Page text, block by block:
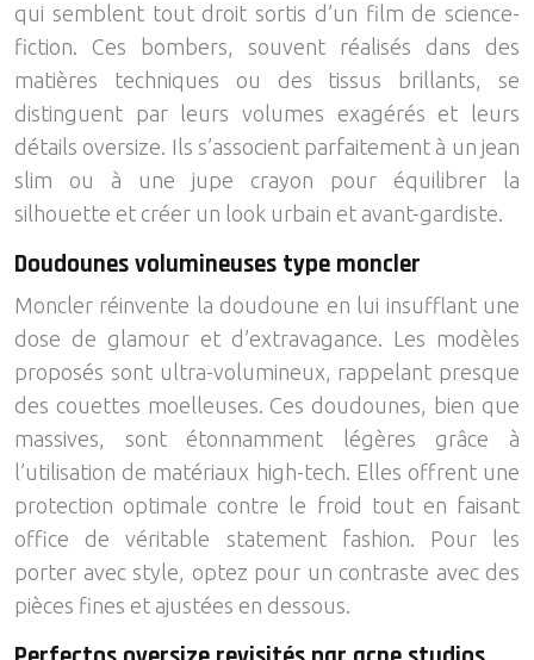
qui semblent tout droit sortis d’un film de science-
fiction. Ces bombers, souvent réalisés dans des
matières techniques ou des tissus brillants, se
distinguent par leurs volumes exagérés et leurs
détails oversize. Ils s’associent parfaitement à un jean
slim ou à une jupe crayon pour équilibrer la
silhouette et créer un look urbain et avant-gardiste.
Doudounes volumineuses type moncler
Moncler réinvente la doudoune en lui insufflant une
dose de glamour et d’extravagance. Les modèles
proposés sont ultra-volumineux, rappelant presque
des couettes moelleuses. Ces doudounes, bien que
massives, sont étonnamment légères grâce à
l’utilisation de matériaux high-tech. Elles offrent une
protection optimale contre le froid tout en faisant
office de véritable statement fashion. Pour les
porter avec style, optez pour un contraste avec des
pièces fines et ajustées en dessous.